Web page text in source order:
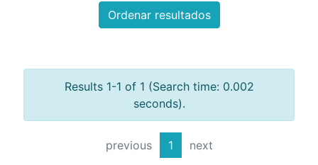
Ordenar resultados
Results 1-1 of 1 (Search time: 0.002
seconds).
previous 1 next